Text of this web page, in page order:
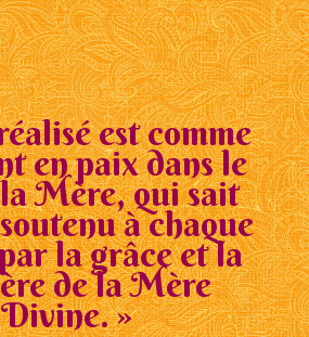
est comme
en paix dans le
Mère, qui sait
à chaque
la grâce et la
de la Mère
Divine. »